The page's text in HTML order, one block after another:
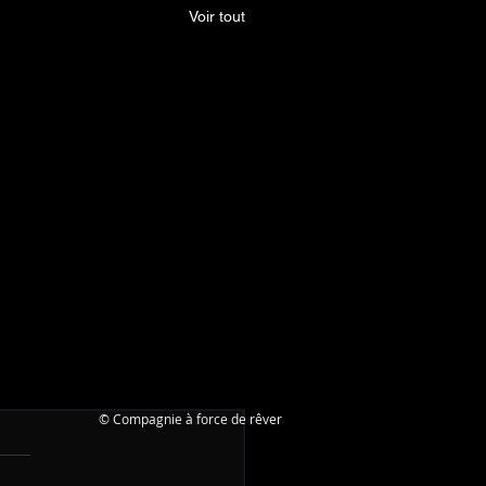
Voir tout
© Compagnie à force de rêver